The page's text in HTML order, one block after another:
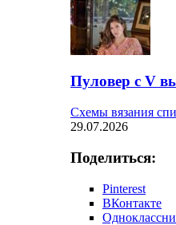
Пуловер с V
Схемы вязания
29.07.2026
Поделиться:
Pinterest
ВКонтакте